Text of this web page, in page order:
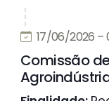
17/06/2026 –
Comissão